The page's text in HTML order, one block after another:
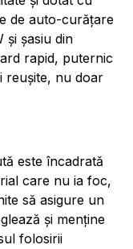
de auto-curățare
și șasiu din
rapid, puternic
reușite, nu doar
este încadrată
care nu ia foc,
să asigure un
și menține
folosirii